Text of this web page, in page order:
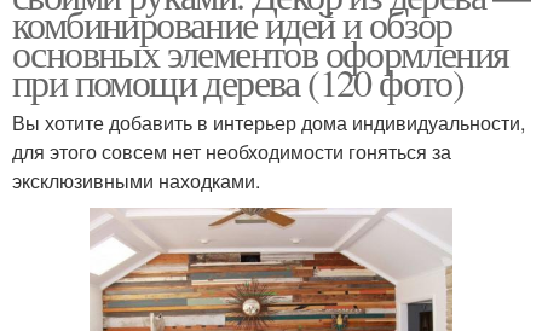
комбинирование идей и обзор
основных элементов оформления
при помощи дерева (120 фото)
Вы хотите добавить в интерьер дома индивидуальности,
для этого совсем нет необходимости гоняться за
эксклюзивными находками.